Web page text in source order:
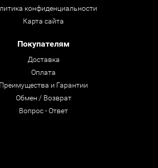
конфиденциальности
Карта сайта
Покупателям
Доставка
Оплата
Преимущества и Гарантии
Обмен / Возврат
Вопрос - Ответ